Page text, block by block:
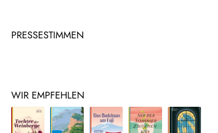
PRESSESTIMMEN
WIR EMPFEHLEN